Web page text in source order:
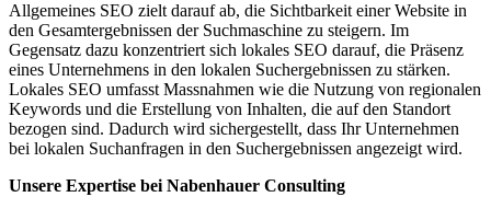
Allgemeines SEO zielt darauf ab, die Sichtbarkeit einer Website in
den Gesamtergebnissen der Suchmaschine zu steigern. Im
Gegensatz dazu konzentriert sich lokales SEO darauf, die Präsenz
eines Unternehmens in den lokalen Suchergebnissen zu stärken.
Lokales SEO umfasst Massnahmen wie die Nutzung von regionalen
Keywords und die Erstellung von Inhalten, die auf den Standort
bezogen sind. Dadurch wird sichergestellt, dass Ihr Unternehmen
bei lokalen Suchanfragen in den Suchergebnissen angezeigt wird.
Unsere Expertise bei Nabenhauer Consulting